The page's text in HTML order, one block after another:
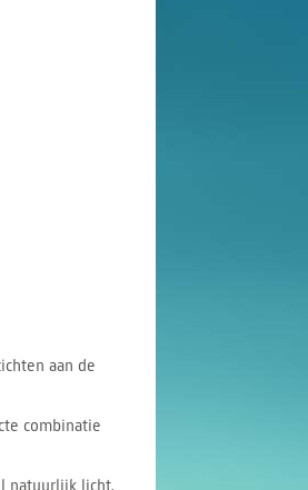
aan de
combinatie
natuurlijk licht.